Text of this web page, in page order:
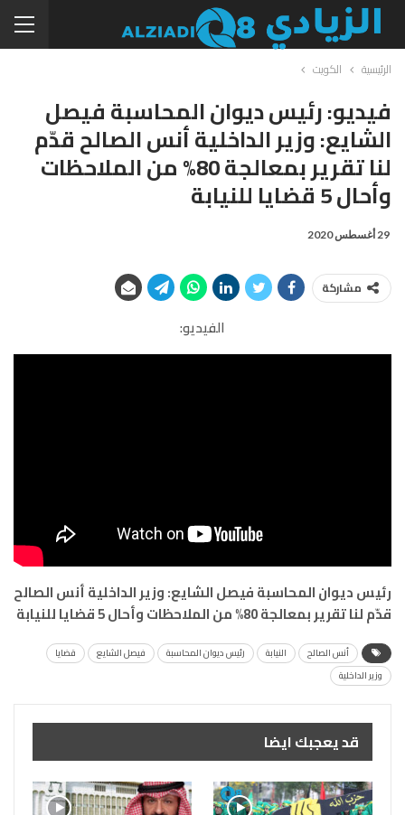
الرئيسية الكويت
فيديو: رئيس ديوان المحاسبة فيصل
الشايع: وزير الداخلية أنس الصالح قدّم
لنا تقرير بمعالجة 80% من الملاحظات
وأحال 5 قضايا للنيابة
29 أغسطس 2020
مشاركة
الفيديو:
رئيس ديوان المحاسبة فيصل الشايع: وزير الداخلية أنس الصالح
قدّم لنا تقرير بمعالجة 80% من الملاحظات وأحال 5 قضايا للنيابة
أنس الصالح النيابة رئيس ديوان المحاسبة فيصل الشايع
قضايا
وزير الداخلية
قد يعجبك ايضا